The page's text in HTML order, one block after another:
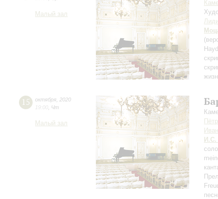
Малый зал
15 октября 2020
19:00 Чт
Малый зал
И.С.